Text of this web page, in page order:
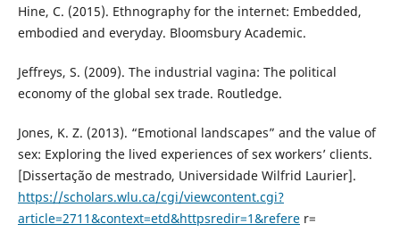
Hine, C. (2015). Ethnography for the internet: Embedded,
embodied and everyday. Bloomsbury Academic.
Jeffreys, S. (2009). The industrial vagina: The political
economy of the global sex trade. Routledge.
Jones, K. Z. (2013). “Emotional landscapes” and the value of
sex: Exploring the lived experiences of sex workers’ clients.
[Dissertação de mestrado, Universidade Wilfrid Laurier].
https://scholars.wlu.ca/cgi/viewcontent.cgi?
article=2711&context=etd&httpsredir=1&referer=